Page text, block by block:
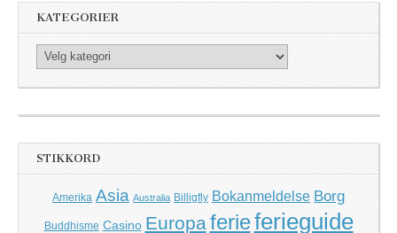
KATEGORIER
Kategorier
STIKKORD
Amerika Asia Australia Billigfly Bokanmeldelse Borg
Buddhisme Casino Europaferieferieguide